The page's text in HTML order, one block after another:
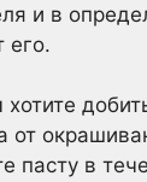
и в
его.
хотите
от
пасту в